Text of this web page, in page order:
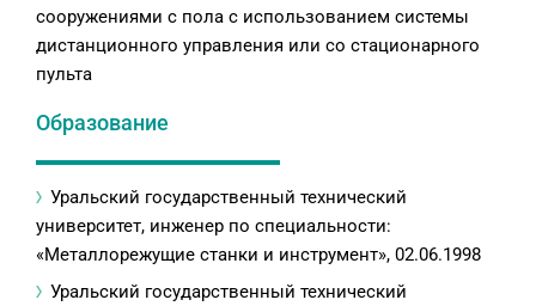
сооружениями с пола с использованием системы
дистанционного управления или со стационарного
пульта
Образование
Уральский государственный технический
университет, инженер по специальности:
«Металлорежущие станки и инструмент», 02.06.1998
Уральский государственный технический